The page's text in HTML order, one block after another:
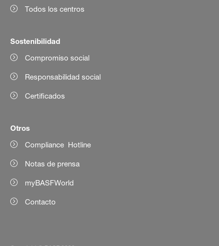
Todos los centros
Sostenibilidad
Compromiso social
Responsabilidad social
Certificados
Otros
Compliance Hotline
Notas de prensa
myBASFWorld
Contacto